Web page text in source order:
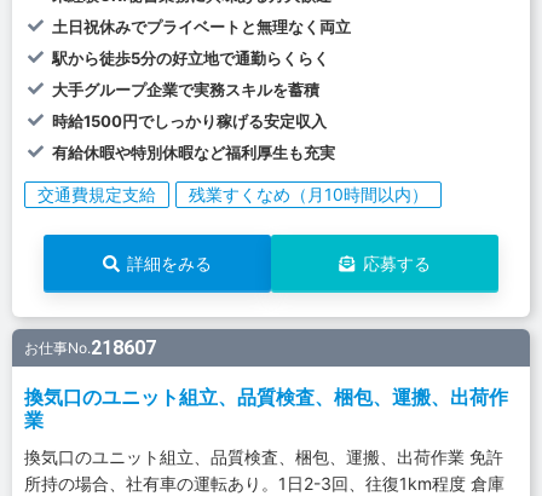
土日祝休みでプライベートと無理なく両立
駅から徒歩5分の好立地で通勤らくらく
大手グループ企業で実務スキルを蓄積
時給1500円でしっかり稼げる安定収入
有給休暇や特別休暇など福利厚生も充実
交通費規定支給 残業すくなめ（月10時間以内）
詳細をみる 応募する
お仕事No.218607
換気口のユニット組立、品質検査、梱包、運搬、出荷作
業
換気口のユニット組立、品質検査、梱包、運搬、出荷作業 免許
所持の場合、社有車の運転あり。1日2-3回、往復1km程度 倉庫